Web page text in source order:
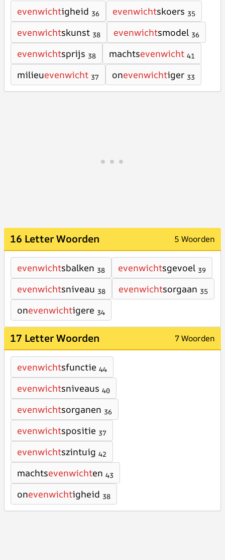
evenwichtigheid 36 evenwichtskoers 35
evenwichtskunst 38 evenwichtsmodel 36
evenwichtsprijs 38 machtsevenwicht 41
milieuevenwicht 37 onevenwichtiger 33
16 Letter Woorden 5 Woorden
evenwichtsbalken 38 evenwichtsgevoel 39
evenwichtsniveau 38 evenwichtsorgaan 35
onevenwichtigere 34
17 Letter Woorden 7 Woorden
evenwichtsfunctie 44
evenwichtsniveaus 40
evenwichtsorganen 36
evenwichtspositie 37
evenwichtszintuig 42
machtsevenwichten 43
onevenwichtigheid 38